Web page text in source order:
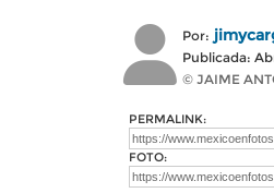
Por:
Publicada:
© JAIME
PERMALINK:
FOTO: